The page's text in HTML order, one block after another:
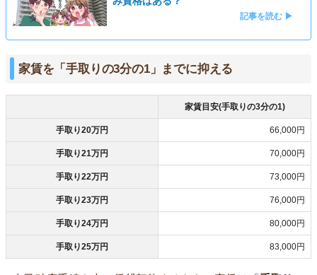
記事を読む ▶
家賃を「手取りの3分の1」までに抑える
家賃目安(手取りの3分の1)
手取り20万円 66,000円
手取り21万円 70,000円
手取り22万円 73,000円
手取り23万円 76,000円
手取り24万円 80,000円
手取り25万円 83,000円